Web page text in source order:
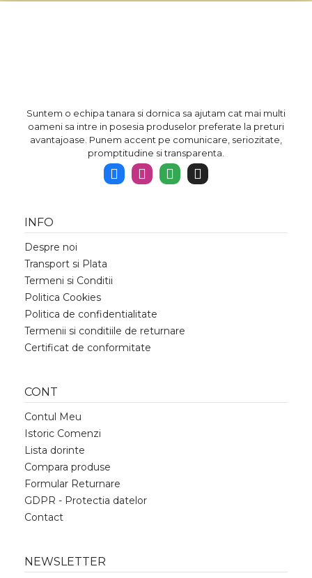
Suntem o echipa tanara si dornica sa ajutam cat mai multi
oameni sa intre in posesia produselor preferate la preturi
avantajoase. Punem accent pe comunicare, seriozitate,
promptitudine si transparenta.
INFO
Despre noi
Transport si Plata
Termeni si Conditii
Politica Cookies
Politica de confidentialitate
Termenii si conditiile de returnare
Certificat de conformitate
CONT
Contul Meu
Istoric Comenzi
Lista dorinte
Compara produse
Formular Returnare
GDPR - Protectia datelor
Contact
NEWSLETTER